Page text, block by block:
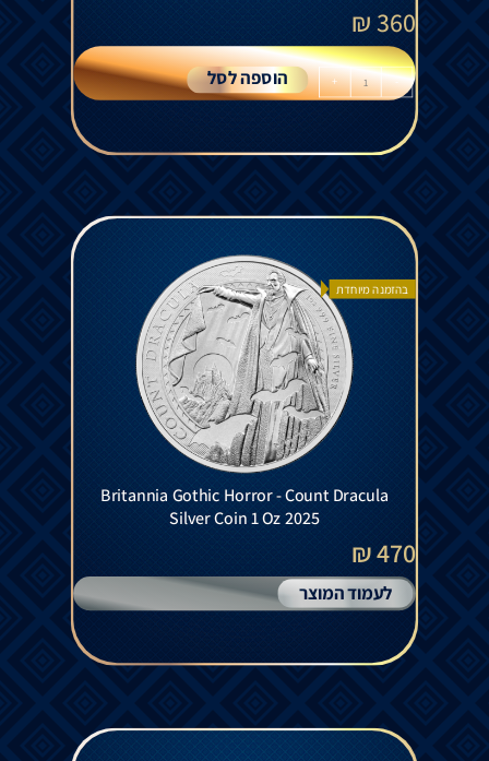
360
₪
-
+ הוספה לסל
בהזמנה מיוחדת
Britannia Gothic Horror - Count Dracula
Silver Coin 1 Oz 2025
470 ₪
לעמוד המוצר